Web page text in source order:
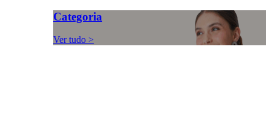
Categoria
Ver tudo >